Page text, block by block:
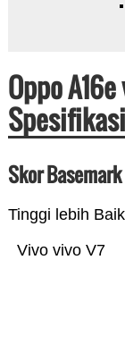
Oppo
Skor
Tinggi lebih Baik
Vivo vivo V7